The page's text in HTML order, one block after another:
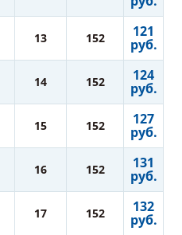
13 152 121
руб.
14 152 124
руб.
15 152 127
руб.
16 152 131
руб.
17 152 132
руб.